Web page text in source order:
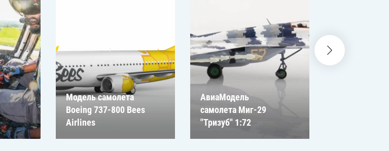
Модель самолета
Boeing 737-800 Bees
Airlines
АвиаМодель
самолета Миг-29
"Тризуб" 1:72